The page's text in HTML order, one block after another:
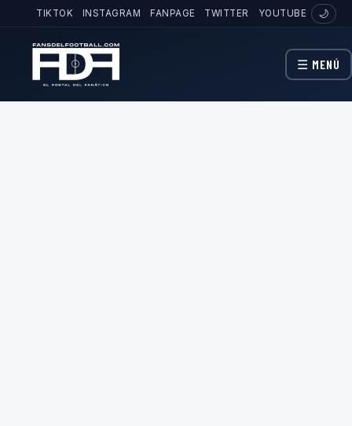
TIKTOK INSTAGRAM FANPAGE TWITTER YOUTUBE 🌙
☰ MENÚ